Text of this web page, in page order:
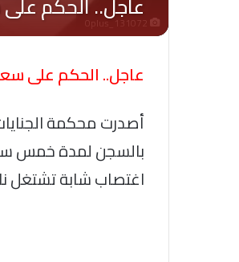
عاجل.. الحكم على سعد لمجرد بـ 5 سنوات
بالسجن لمدة خمس
اغتصاب شابة تشتغل